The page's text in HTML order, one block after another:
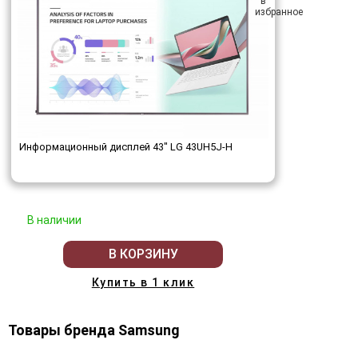
Информационный дисплей 43" LG 43UH5J-H
В наличии
В КОРЗИНУ
Купить в 1 клик
Товары бренда Samsung